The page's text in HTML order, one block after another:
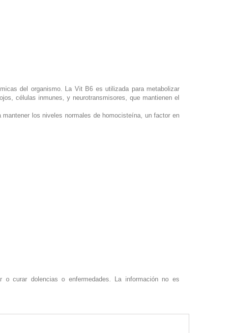
del organismo. La Vit B6 es utilizada para metabolizar
células inmunes, y neurotransmisores, que mantienen el
los niveles normales de homocisteína, un factor en
curar dolencias o enfermedades. La información no es